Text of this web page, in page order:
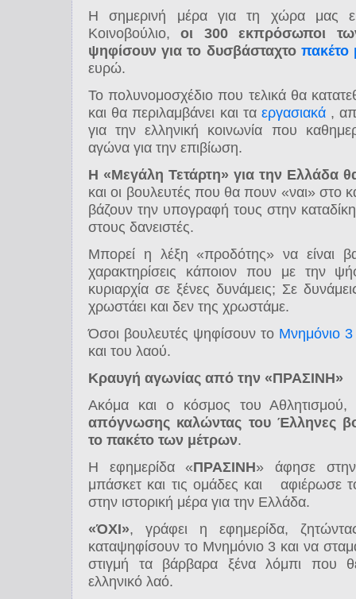
Η σημερινή μέρα για τη χώρα μας
Κοινοβούλιο,οι 300 εκπρόσωποι
ψηφίσουν για το δυσβάσταχτο πακέτο
ευρώ.
Το πολυνομοσχέδιο που τελικά θα
και θα περιλαμβάνει και τα εργασιακά ,
για την ελληνική κοινωνία που
αγώνα για την επιβίωση.
Η «Μεγάλη Τετάρτη» για την Ελλάδα θα
και οι βουλευτές που θα πουν «ναι» στο
βάζουν την υπογραφή τους στην
στους δανειστές.
Μπορεί η λέξη «προδότης» να είναι
χαρακτηρίσεις κάποιον που με την
κυριαρχία σε ξένες δυνάμεις; Σε
χρωστάει και δεν της χρωστάμε.
Όσοι βουλευτές ψηφίσουν το Μνημόνιο
και του λαού.
Κραυγή αγωνίας από την «ΠΡΑΣΙΝΗ»
Ακόμα και ο κόσμος του Αθλητισμού,
απόγνωσης καλώντας του Έλληνες
το πακέτο των μέτρων.
Η εφημερίδα «ΠΡΑΣΙΝΗ» άφησε
μπάσκετ και τις ομάδες και αφιέρωσε
στην ιστορική μέρα για την Ελλάδα.
«ΌΧΙ», γράφει η εφημερίδα,
καταψηφίσουν το Μνημόνιο 3 και να
στιγμή τα βάρβαρα ξένα λόμπι που
ελληνικό λαό.